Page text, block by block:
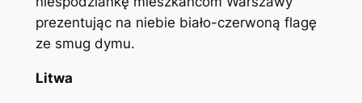
prezentując na niebie biało-czerwoną flagę
ze smug dymu.
Litwa